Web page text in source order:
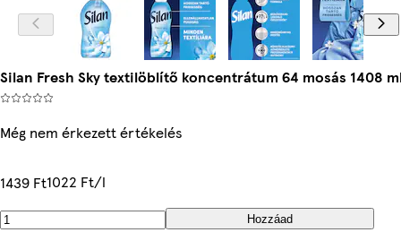
Silan Fresh Sky textilöblítő koncentrátum 64 mosás 1408
Még nem érkezett értékelés
1439 Ft1022 Ft/l
Hozzáad